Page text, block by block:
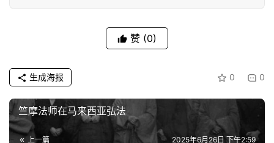
寺
院
巡
礼
赞 (0)
0 0
生成海报
竺摩法师在马来西亚弘法
上一篇 2025年6月26日 下午2:59